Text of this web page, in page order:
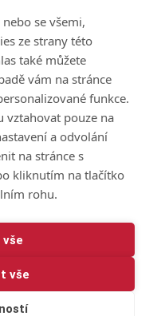
se všemi,
ze strany této
také můžete
vám na stránce
funkce.
vztahovat pouze na
a odvolání
na stránce s
kliknutím na tlačítko
rohu.
vše
Hanušová
724 150 784